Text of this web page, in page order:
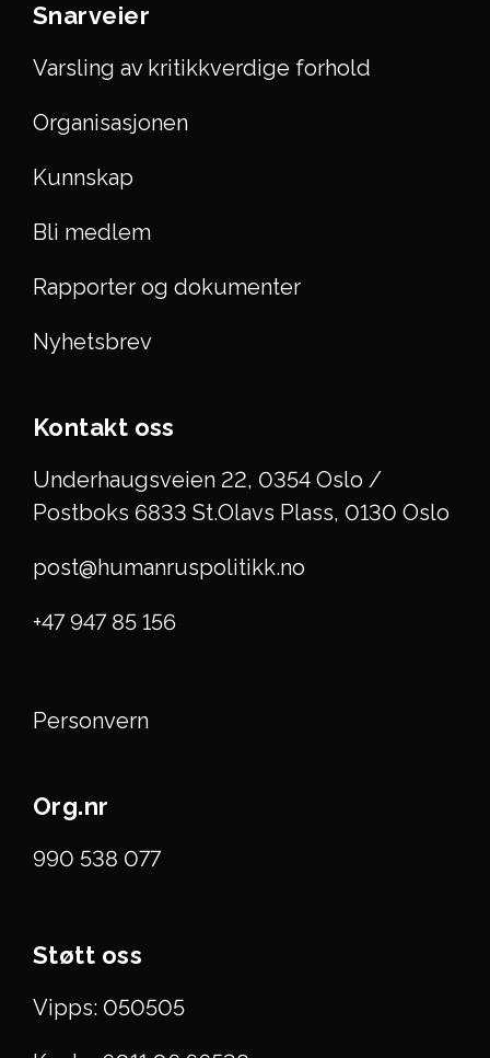
Snarveier
Varsling av kritikkverdige forhold
Organisasjonen
Kunnskap
Bli medlem
Rapporter og dokumenter
Nyhetsbrev
Kontakt oss
Underhaugsveien 22, 0354 Oslo /
Postboks 6833 St.Olavs Plass, 0130 Oslo
post@humanruspolitikk.no
+47 947 85 156
Personvern
Org.nr
990 538 077
Støtt oss
Vipps: 050505